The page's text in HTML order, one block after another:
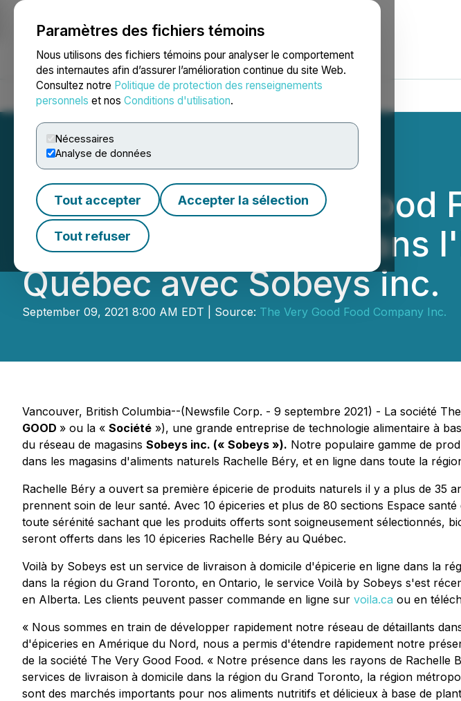
Paramètres des fichiers témoins
Nous utilisons des fichiers témoins pour analyser le comportement
des internautes afin d’assurer l’amélioration continue du site Web.
Consultez notre Politique de protection des renseignements
personnels et nos Conditions d'utilisation.
Nécessaires
Analyse de données
Tout accepter Accepter la sélection
Tout refuser
NEWSFILE
Accueil À propos Services Salle de presse Blogue
la société The Very Good
nouveaux marchés dans
Québec avec Sobeys inc.
September 09, 2021 8:00 AM EDT | Source: The Very Good Food Company Inc.
Vancouver, British Columbia--(Newsfile Corp. - 9 septembre 2021) - La société
GOOD » ou la « Société »), une grande entreprise de technologie alimentaire à
du réseau de magasins Sobeys inc. (« Sobeys »). Notre populaire gamme de
dans les magasins d'aliments naturels Rachelle Béry, et en ligne dans toute la
Rachelle Béry a ouvert sa première épicerie de produits naturels il y a plus de 35
prennent soin de leur santé. Avec 10 épiceries et plus de 80 sections Espace
toute sérénité sachant que les produits offerts sont soigneusement sélectionnés,
seront offerts dans les 10 épiceries Rachelle Béry au Québec.
Voilà by Sobeys est un service de livraison à domicile d'épicerie en ligne dans la
dans la région du Grand Toronto, en Ontario, le service Voilà by Sobeys s'est
en Alberta. Les clients peuvent passer commande en ligne sur voila.ca ou en
« Nous sommes en train de développer rapidement notre réseau de détaillants
d'épiceries en Amérique du Nord, nous a permis d'étendre rapidement notre
de la société The Very Good Food. « Notre présence dans les rayons de
services de livraison à domicile dans la région du Grand Toronto, la région
sont des marchés importants pour nos aliments nutritifs et délicieux à base de